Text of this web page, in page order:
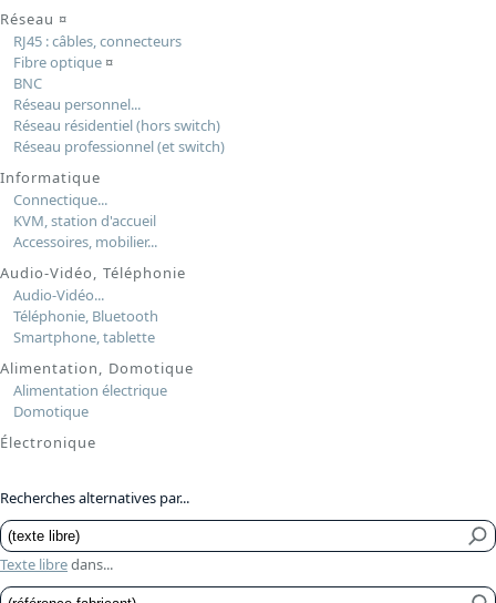
Réseau ¤
RJ45 : câbles, connecteurs
Fibre optique¤
BNC
Réseau personnel...
Réseau résidentiel (hors switch)
Réseau professionnel (et switch)
Informatique
Connectique...
KVM, station d'accueil
Accessoires, mobilier...
Audio-Vidéo, Téléphonie
Audio-Vidéo...
Téléphonie, Bluetooth
Smartphone, tablette
Alimentation, Domotique
Alimentation électrique
Domotique
Électronique
Recherches alternatives par...
Texte libredans...